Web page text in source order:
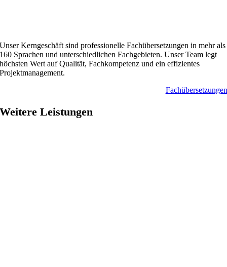
Unser Kerngeschäft sind professionelle Fachübersetzungen in mehr als
160 Sprachen und unterschiedlichen Fachgebieten. Unser Team legt
höchsten Wert auf Qualität, Fachkompetenz und ein effizientes
Projektmanagement.
Fach­übersetzungen
Weitere Leistungen